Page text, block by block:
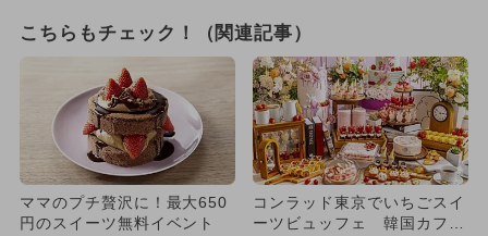
こちらもチェック！（関連記事）
ママのプチ贅沢に！最大650
円のスイーツ無料イベント
コンラッド東京でいちごスイ
ーツビュッフェ 韓国カフェ